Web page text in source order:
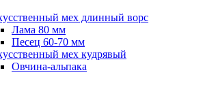
мех длинный ворс
Лама 80 мм
Песец 60-70 мм
мех кудрявый
Овчина-альпака